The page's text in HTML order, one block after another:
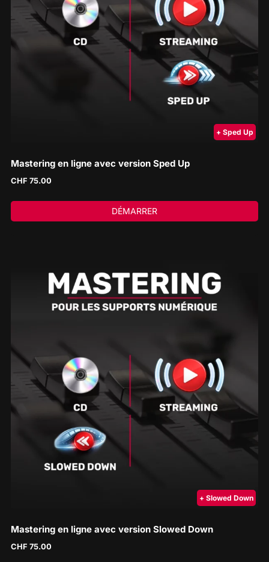
+ Sped Up
Mastering en ligne avec version Sped Up
CHF 75.00
DÉMARRER
+ Slowed Down
Mastering en ligne avec version Slowed Down
CHF 75.00